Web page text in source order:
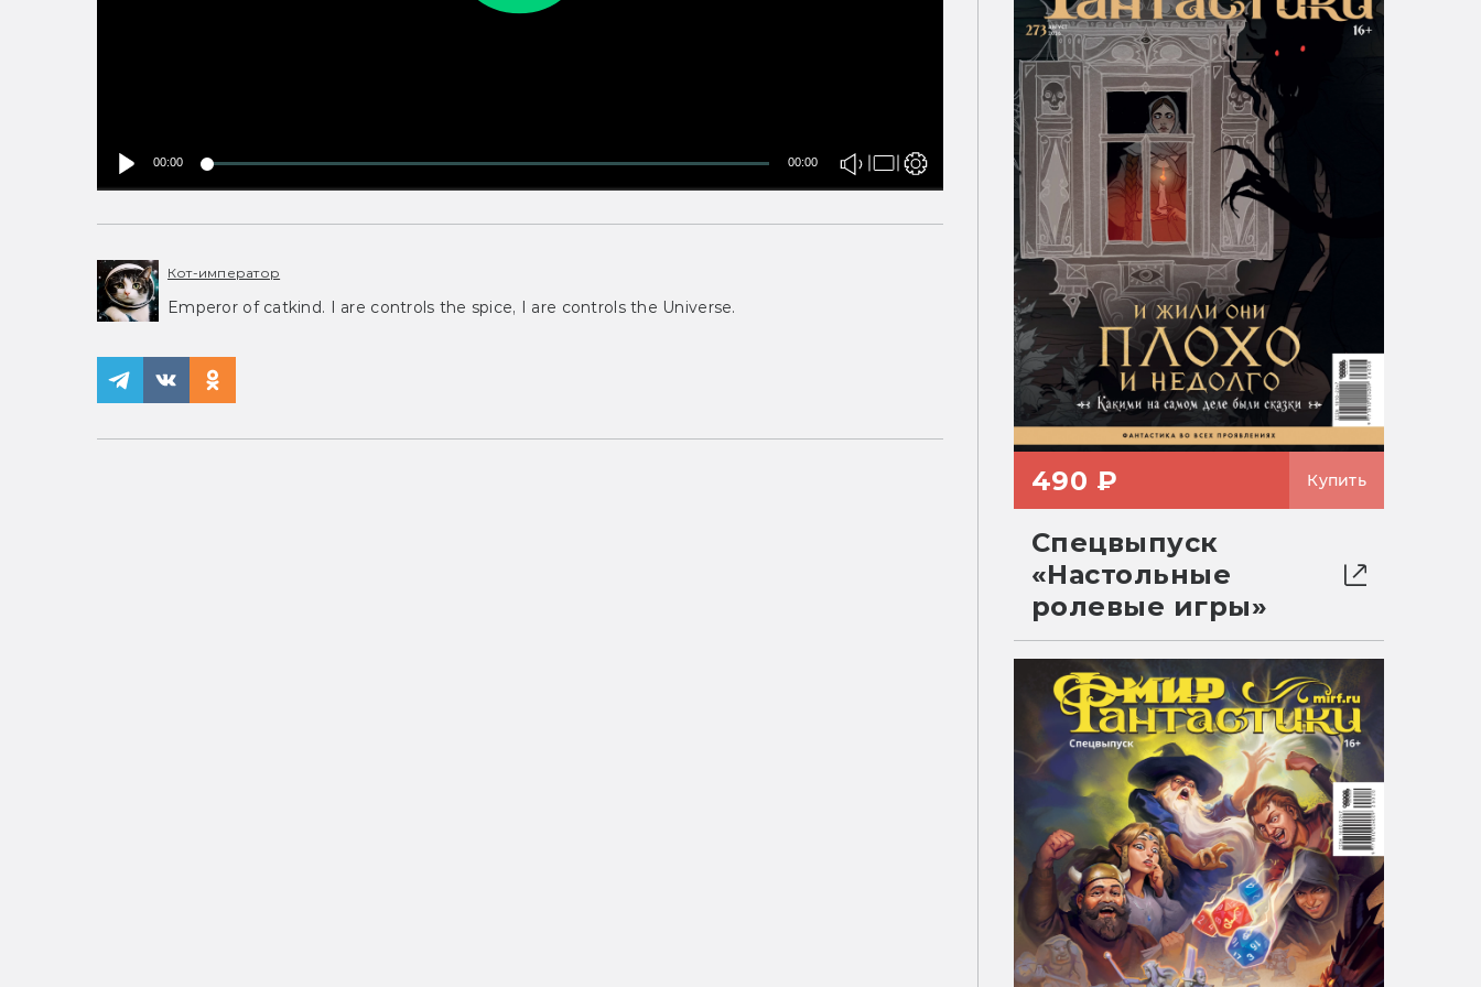
00:00 00:00
Кот-император
Emperor of catkind. I are controls the spice, I are controls the Universe.
490 ₽ Купить
Спецвыпуск
«Настольные
ролевые игры»